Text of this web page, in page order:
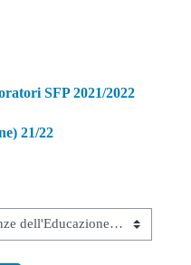
SFP 2021/2022
21/22